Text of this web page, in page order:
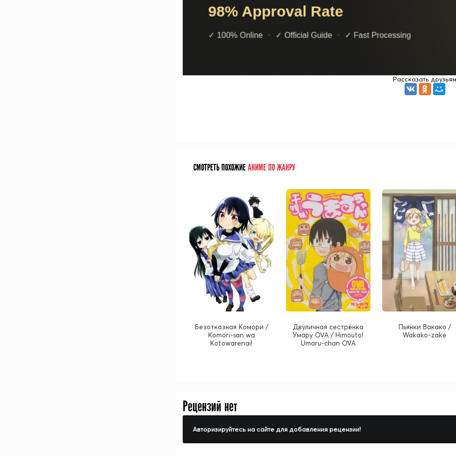
Рассказать друзьям
СМОТРЕТЬ ПОХОЖИЕАНИМЕ ПО ЖАНРУ
Безотказная Комори /
Komori-san wa
Kotowarenai!
Двуличная сестрёнка
Умару OVA / Himouto!
Umaru-chan OVA
Пьянки Вакако /
Wakako-zake
Рецензий нет
Авторизируйтесь на сайте для добавления рецензии!